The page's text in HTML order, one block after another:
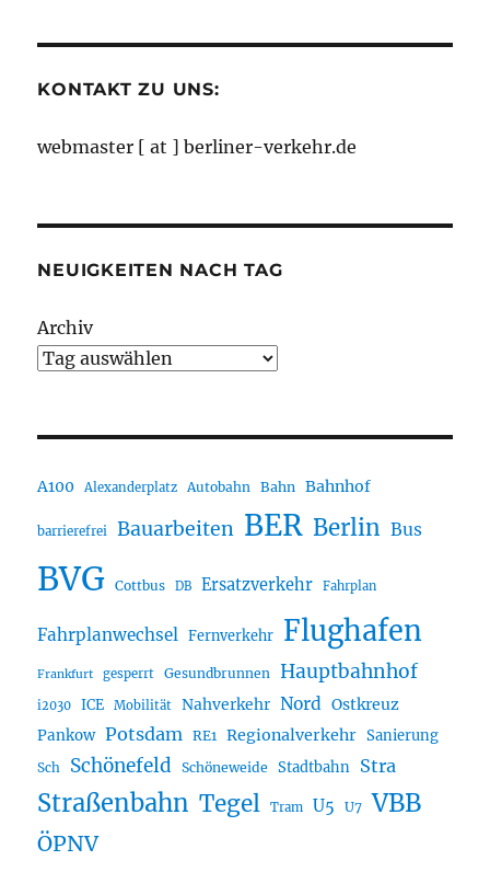
KONTAKT ZU UNS:
webmaster [ at ] berliner-verkehr.de
NEUIGKEITEN NACH TAG
Archiv
A100 Alexanderplatz Autobahn Bahn Bahnhof
barrierefrei Bauarbeiten BER Berlin Bus
BVG Cottbus DB Ersatzverkehr Fahrplan
Fahrplanwechsel Fernverkehr Flughafen
Frankfurt gesperrt Gesundbrunnen Hauptbahnhof
i2030 ICE Mobilität Nahverkehr Nord Ostkreuz
Pankow Potsdam RE1 Regionalverkehr Sanierung
Sch Schönefeld Schöneweide Stadtbahn Stra
Straßenbahn Tegel Tram U5 U7 VBB
ÖPNV